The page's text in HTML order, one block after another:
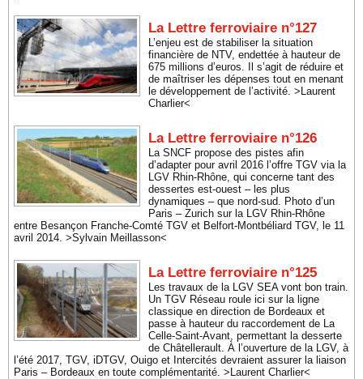
La Lettre ferroviaire n°127
L’enjeu est de stabiliser la situation
financière de NTV, endettée à hauteur de
675 millions d’euros. Il s’agit de réduire et
de maîtriser les dépenses tout en menant
le développement de l’activité. >Laurent
Charlier<
La Lettre ferroviaire n°126
La SNCF propose des pistes afin
d’adapter pour avril 2016 l’offre TGV via la
LGV Rhin-Rhône, qui concerne tant des
dessertes est-ouest – les plus
dynamiques – que nord-sud. Photo d’un
Paris – Zurich sur la LGV Rhin-Rhône
entre Besançon Franche-Comté TGV et Belfort-Montbéliard TGV, le 11
avril 2014. >Sylvain Meillasson<
La Lettre ferroviaire n°125
Les travaux de la LGV SEA vont bon train.
Un TGV Réseau roule ici sur la ligne
classique en direction de Bordeaux et
passe à hauteur du raccordement de La
Celle-Saint-Avant, permettant la desserte
de Châtellerault. À l’ouverture de la LGV, à
l’été 2017, TGV, iDTGV, Ouigo et Intercités devraient assurer la liaison
Paris – Bordeaux en toute complémentarité. >Laurent Charlier<